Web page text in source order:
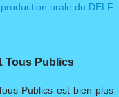
orale du DELF
.
Tous Publics
Publics est bien plus